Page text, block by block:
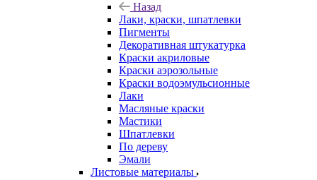
Назад
Лаки, краски, шпатлевки
Пигменты
Декоративная штукатурка
Краски акриловые
Краски аэрозольные
Краски водоэмульсионные
Лаки
Масляные краски
Мастики
Шпатлевки
По дереву
Эмали
Листовые материалы